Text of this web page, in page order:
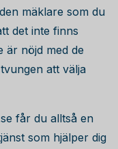
mäklare som du
det inte finns
är nöjd med de
att välja
får du alltså en
som hjälper dig